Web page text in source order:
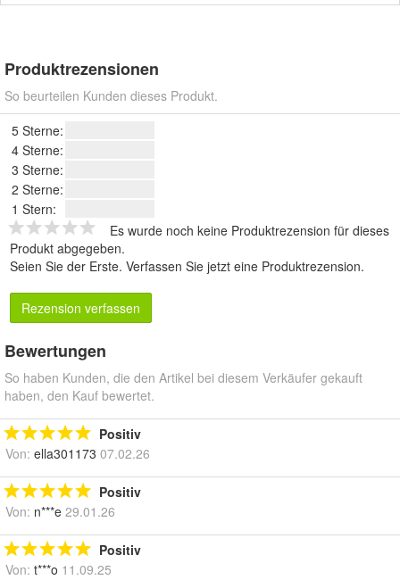
Produktrezensionen
So beurteilen Kunden dieses Produkt.
5 Sterne:
4 Sterne:
3 Sterne:
2 Sterne:
1 Stern:
Es wurde noch keine Produktrezension für dieses
Produkt abgegeben.
Seien Sie der Erste. Verfassen Sie jetzt eine Produktrezension.
Rezension verfassen
Bewertungen
So haben Kunden, die den Artikel bei diesem Verkäufer gekauft
haben, den Kauf bewertet.
Positiv
Von: ella301173 07.02.26
Positiv
Von: n***e 29.01.26
Positiv
Von: t***o 11.09.25